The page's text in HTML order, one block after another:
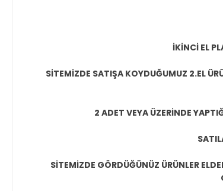
İKİNCİ EL
SİTEMİZDE SATIŞA KOYDUĞUMUZ 2.EL
2 ADET VEYA ÜZERİNDE
SİTEMİZDE GÖRDÜĞÜNÜZ ÜRÜNLER